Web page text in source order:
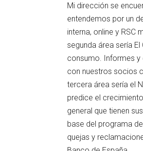
Mi dirección se
entendemos por un
interna, online y RSC
segunda área sería
consumo. Informes
con nuestros socios
tercera área sería el
predice el
general que tienen
base del programa
quejas y